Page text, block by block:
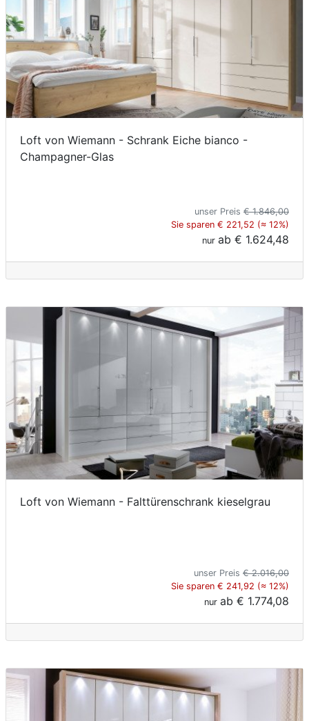
Loft von Wiemann - Schrank Eiche bianco -
Champagner-Glas
unser Preis € 1.846,00
Sie sparen € 221,52 (≈ 12%)
nur ab € 1.624,48
Loft von Wiemann - Falttürenschrank kieselgrau
unser Preis € 2.016,00
Sie sparen € 241,92 (≈ 12%)
nur ab € 1.774,08